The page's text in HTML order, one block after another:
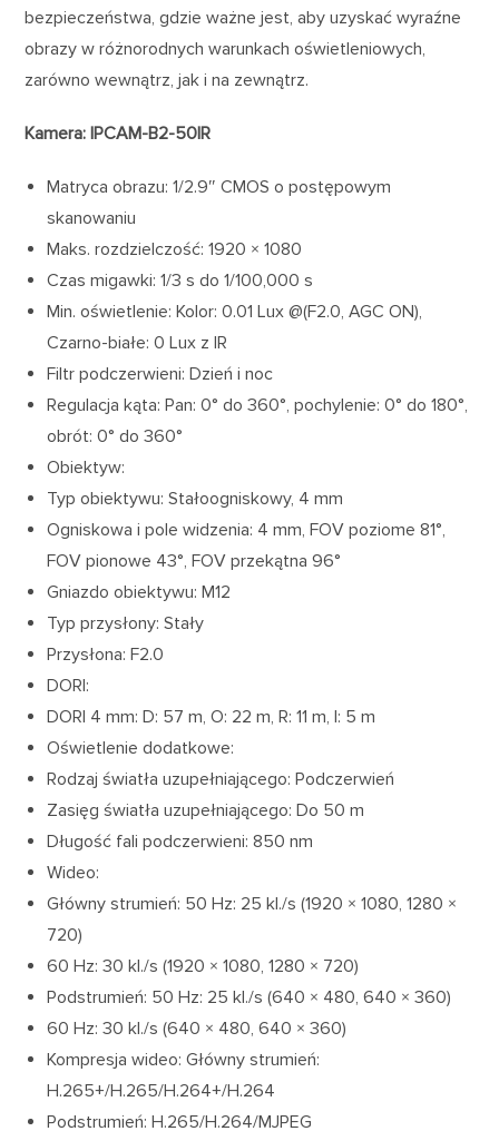
bezpieczeństwa, gdzie ważne jest, aby uzyskać wyraźne
obrazy w różnorodnych warunkach oświetleniowych,
zarówno wewnątrz, jak i na zewnątrz.
Kamera: IPCAM-B2-50IR
Matryca obrazu: 1/2.9″ CMOS o postępowym
skanowaniu
Maks. rozdzielczość: 1920 × 1080
Czas migawki: 1/3 s do 1/100,000 s
Min. oświetlenie: Kolor: 0.01 Lux @(F2.0, AGC ON),
Czarno-białe: 0 Lux z IR
Filtr podczerwieni: Dzień i noc
Regulacja kąta: Pan: 0° do 360°, pochylenie: 0° do 180°,
obrót: 0° do 360°
Obiektyw:
Typ obiektywu: Stałoogniskowy, 4 mm
Ogniskowa i pole widzenia: 4 mm, FOV poziome 81°,
FOV pionowe 43°, FOV przekątna 96°
Gniazdo obiektywu: M12
Typ przysłony: Stały
Przysłona: F2.0
DORI:
DORI 4 mm: D: 57 m, O: 22 m, R: 11 m, I: 5 m
Oświetlenie dodatkowe:
Rodzaj światła uzupełniającego: Podczerwień
Zasięg światła uzupełniającego: Do 50 m
Długość fali podczerwieni: 850 nm
Wideo:
Główny strumień: 50 Hz: 25 kl./s (1920 × 1080, 1280 ×
720)
60 Hz: 30 kl./s (1920 × 1080, 1280 × 720)
Podstrumień: 50 Hz: 25 kl./s (640 × 480, 640 × 360)
60 Hz: 30 kl./s (640 × 480, 640 × 360)
Kompresja wideo: Główny strumień:
H.265+/H.265/H.264+/H.264
Podstrumień: H.265/H.264/MJPEG